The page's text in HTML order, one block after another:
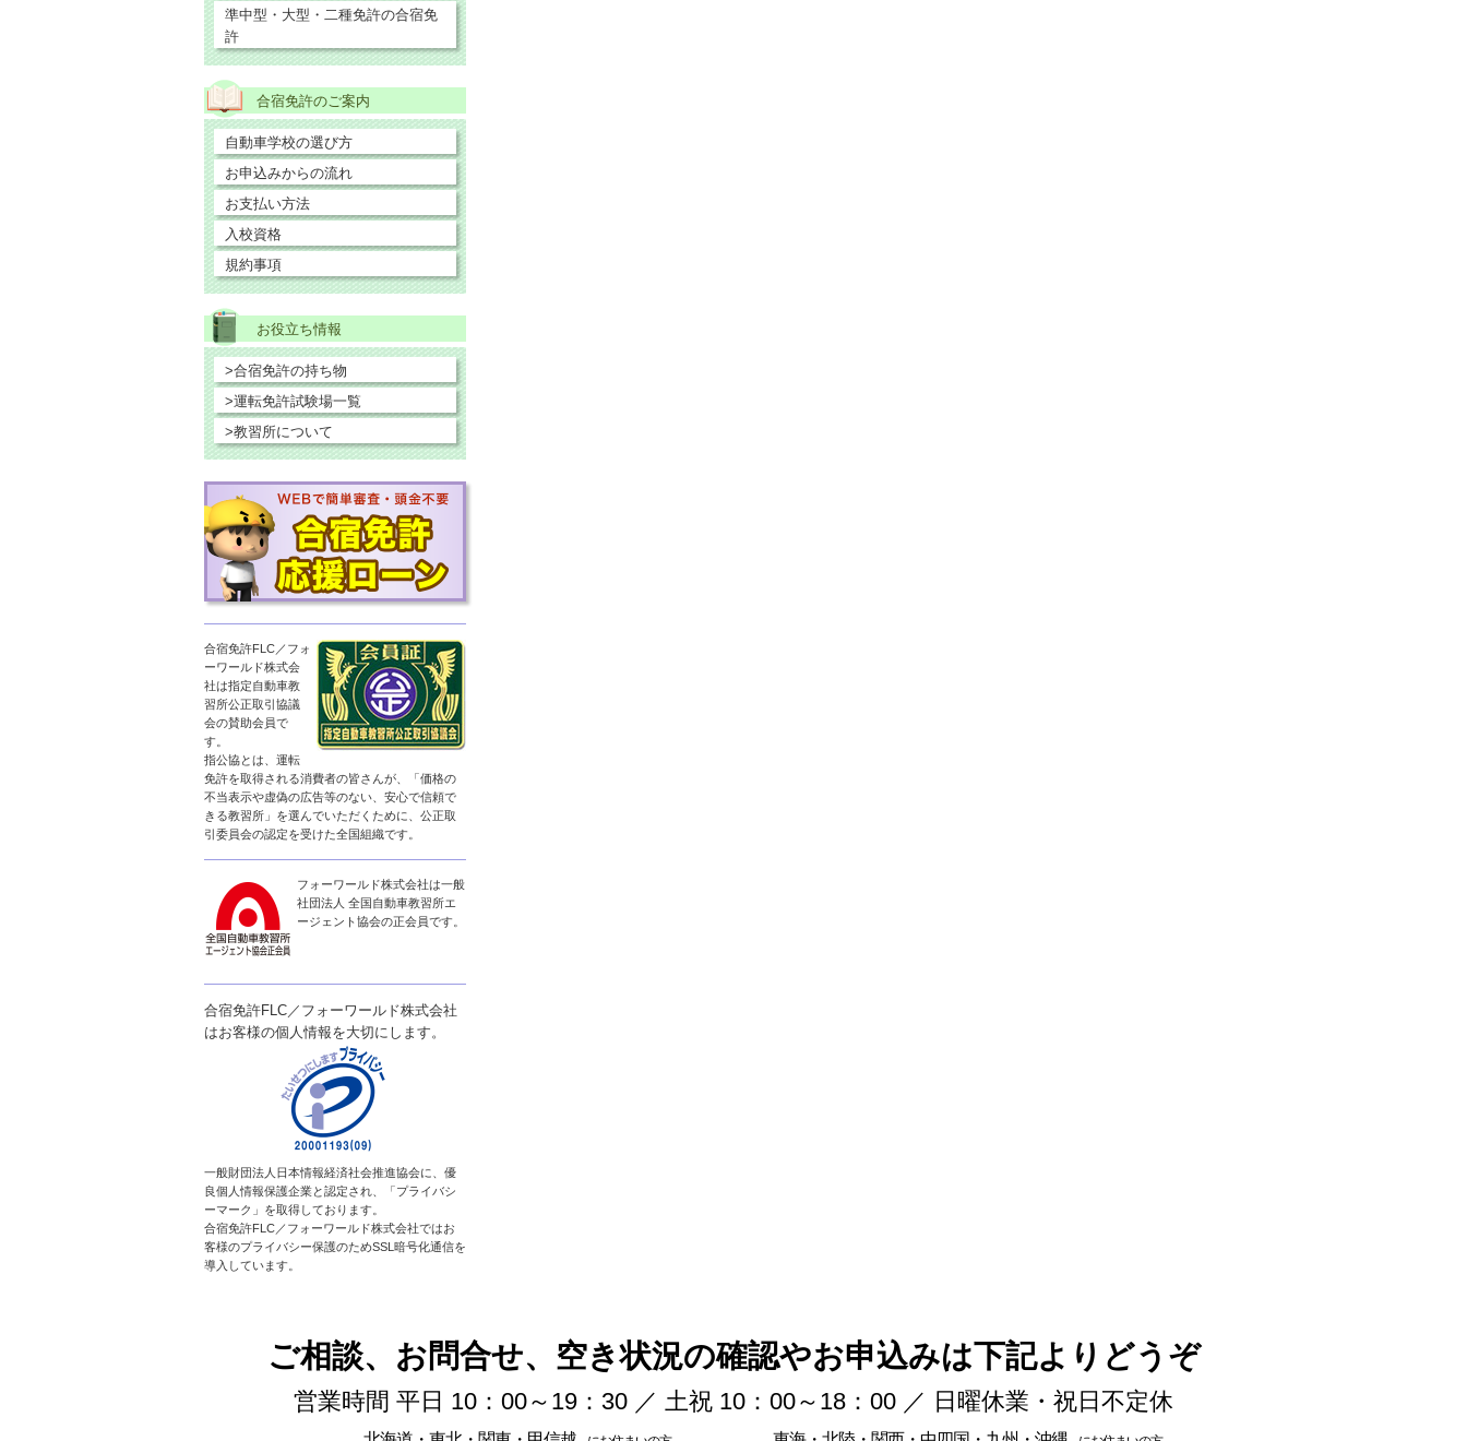
準中型・大型・二種免許の合宿免
許
合宿免許のご案内
自動車学校の選び方
お申込みからの流れ
お支払い方法
入校資格
規約事項
お役立ち情報
>合宿免許の持ち物
>運転免許試験場一覧
>教習所について
合宿免許FLC／フォ
ーワールド株式会
社は指定自動車教
習所公正取引協議
会の賛助会員で
す。
指公協とは、運転
免許を取得される消費者の皆さんが、「価格の
不当表示や虚偽の広告等のない、安心で信頼で
きる教習所」を選んでいただくために、公正取
引委員会の認定を受けた全国組織です。
フォーワールド株式会社は一般
社団法人 全国自動車教習所エ
ージェント協会の正会員です。
合宿免許FLC／フォーワールド株式会社
はお客様の個人情報を大切にします。
一般財団法人日本情報経済社会推進協会に、優
良個人情報保護企業と認定され、「プライバシ
ーマーク」を取得しております。
合宿免許FLC／フォーワールド株式会社ではお
客様のプライバシー保護のためSSL暗号化通信を
導入しています。
ご相談、お問合せ、空き状況の確認やお申込みは下記よりどうぞ
営業時間 平日 10：00～19：30 ／ 土祝 10：00～18：00 ／ 日曜休業・祝日不定休